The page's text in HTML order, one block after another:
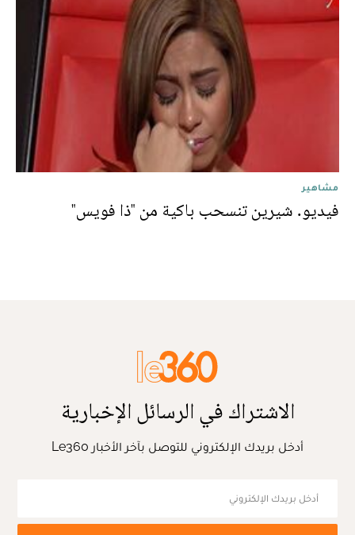
مشاهير
فيديو. شيرين تنسحب باكية من "ذا فويس"
الاشتراك في الرسائل الإخبارية
أدخل بريدك الإلكتروني للتوصل بآخر الأخبار Le360